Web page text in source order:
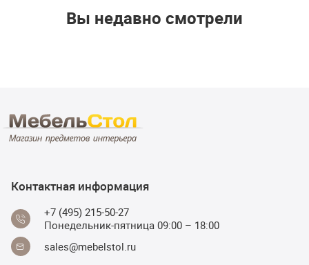
Вы недавно смотрели
Контактная информация
+7 (495) 215-50-27
Понедельник-пятница 09:00 – 18:00
sales@mebelstol.ru